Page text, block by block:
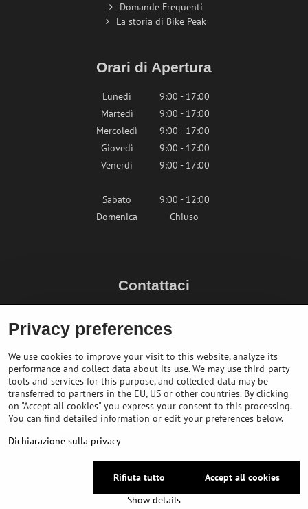
Domande Frequenti
La storia di Bike Peak
Orari di Apertura
Lunedì
9:00 - 17:00
Martedì
9:00 - 17:00
Mercoledì
9:00 - 17:00
Giovedì
9:00 - 17:00
Venerdì
9:00 - 17:00
Sabato
9:00 - 12:00
Domenica
Chiuso
Contattaci
+436764858804 (AT)
Dichiarazione sulla privacy
Website created with:BiznisWeb.sk
Privacy preferences
We use cookies to improve your visit to this website, analyze its
performance and collect data about its use. We may use third-party
tools and services for this purpose, and collected data may be
transferred to partners in the EU, US or other countries. By clicking
on "Accept all cookies" you express your consent to this processing.
You can find detailed information or edit your preferences below.
Dichiarazione sulla privacy
Show details
Accept all cookies
Rifiuta tutto